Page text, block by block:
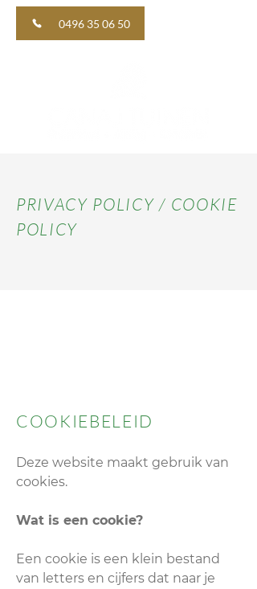
0496 35 06 50
PRIVACY POLICY / COOKIE
POLICY
COOKIEBELEID
Deze website maakt gebruik van
cookies.
Wat is een cookie?
Een cookie is een klein bestand
van letters en cijfers dat naar je